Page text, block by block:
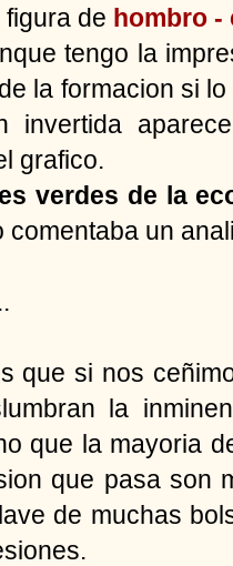
de hombro -
tengo la
la formacion si
invertida
grafico.
verdes de la
comentaba un
que si nos
la
que la mayoria
que pasa son
de muchas